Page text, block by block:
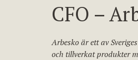
CFO –
Arbesko är ett av
och tillverkat produkter